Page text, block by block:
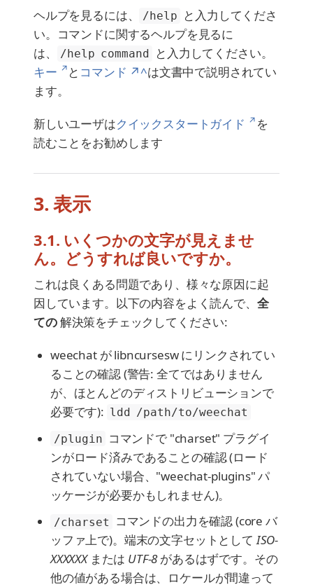
ヘルプを見るには、 /help
と入力してくださ
い。コマンドに関するヘルプを見るに
は、
/help command
と入力してください。
キー ↗ と コマンド ↗^は文書中で説明されてい
ます。
新しいユーザはクイックスタートガイド ↗ を
読むことをお勧めします
3. 表示
3.1. いくつかの文字が見えませ
ん。どうすれば良いですか。
これは良くある問題であり、様々な原因に起
因しています。以下の内容をよく読んで、 全
ての解決策をチェックしてください:
weechat が libncursesw にリンクされてい
ることの確認 (警告: 全てではありません
が、ほとんどのディストリビューションで
必要です): ldd /path/to/weechat
/plugin コマンドで "charset" プラグイ
ンがロード済みであることの確認 (ロード
されていない場合、"weechat-plugins" パ
ッケージが必要かもしれません)。
/charset
コマンドの出力を確認 (core バ
ッファ上で)。端末の文字セットとしてISO-
XXXXXXまたは UTF-8があるはずです。その
他の値がある場合は、ロケールが間違って